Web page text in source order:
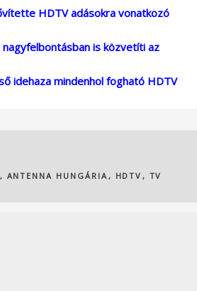
HDTV adásokra vonatkozó
is közvetíti az
idehaza mindenhol fogható HDTV
, ANTENNA HUNGÁRIA , HDTV , TV